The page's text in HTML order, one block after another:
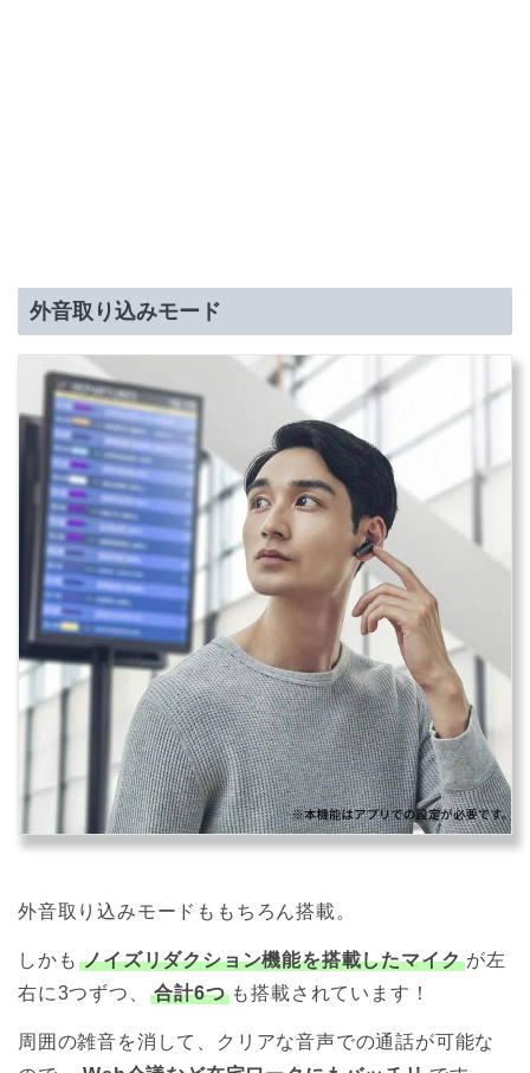
外音取り込みモード
外音取り込みモードももちろん搭載。
しかも ノイズリダクション機能を搭載したマイク が左
右に3つずつ、
合計6つ も搭載されています！
周囲の雑音を消して、クリアな音声での通話が可能な